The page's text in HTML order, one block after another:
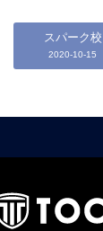
スパーク校
2020-10-15